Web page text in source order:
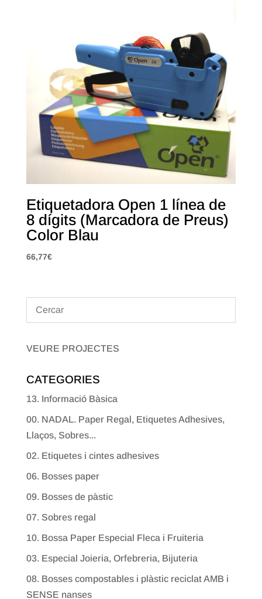
Etiquetadora Open 1 línea de
8 dígits (Marcadora de Preus)
Color Blau
66,77€
VEURE PROJECTES
CATEGORIES
13. Informació Bàsica
00. NADAL. Paper Regal, Etiquetes Adhesives,
Llaços, Sobres...
02. Etiquetes i cintes adhesives
06. Bosses paper
09. Bosses de pàstic
07. Sobres regal
10. Bossa Paper Especial Fleca i Fruiteria
03. Especial Joieria, Orfebreria, Bijuteria
08. Bosses compostables i plàstic reciclat AMB i
SENSE nanses